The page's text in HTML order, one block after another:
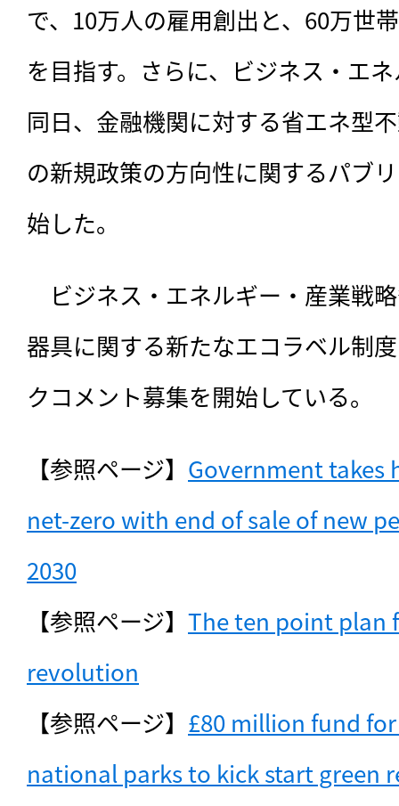
で、10万人の雇用創出と、60万世
を目指す。さらに、ビジネス・エ
同日、金融機関に対する省エネ型
の新規政策の方向性に関するパブ
始した。
ビジネス・エネルギー・産業戦
器具に関する新たなエコラベル制
クコメント募集を開始している。
【参照ページ】 Government takes
net-zero with end of sale of new
2030
【参照ページ】 The ten point plan
revolution
【参照ページ】 £80 million fund
national parks to kick start green